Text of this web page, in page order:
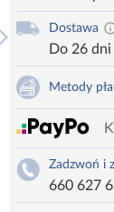
Dostawa
Do 26
Metody
Zadzwoń i
660 627